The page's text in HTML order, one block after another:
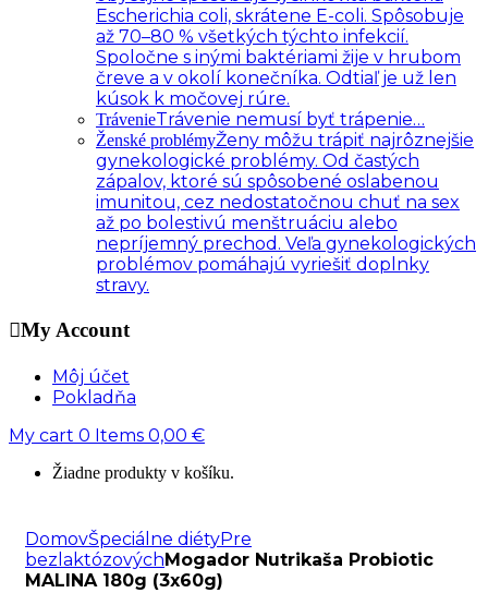
Escherichia coli, skrátene E-coli. Spôsobuje
až 70–80 % všetkých týchto infekcií.
Spoločne s inými baktériami žije v hrubom
čreve a v okolí konečníka. Odtiaľ je už len
kúsok k močovej rúre.
TrávenieTrávenie nemusí byť trápenie…
Ženské problémyŽeny môžu trápiť najrôznejšie
gynekologické problémy. Od častých
zápalov, ktoré sú spôsobené oslabenou
imunitou, cez nedostatočnou chuť na sex
až po bolestivú menštruáciu alebo
nepríjemný prechod. Veľa gynekologických
problémov pomáhajú vyriešiť doplnky
stravy.
My Account
Môj účet
Pokladňa
My cart 0 Items 0,00 €
Žiadne produkty v košíku.
DomovŠpeciálne diétyPre
bezlaktózovýchMogador Nutrikaša Probiotic
MALINA 180g (3x60g)